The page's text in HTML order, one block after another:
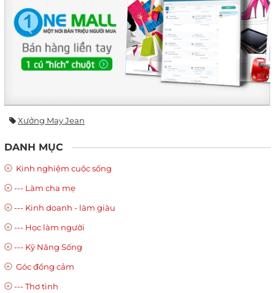
Xưởng May Jean
DANH MỤC
Kinh nghiệm cuộc sống
--- Làm cha mẹ
--- Kinh doanh - làm giàu
--- Học làm người
--- Kỹ Năng Sống
Góc đồng cảm
--- Thơ tình